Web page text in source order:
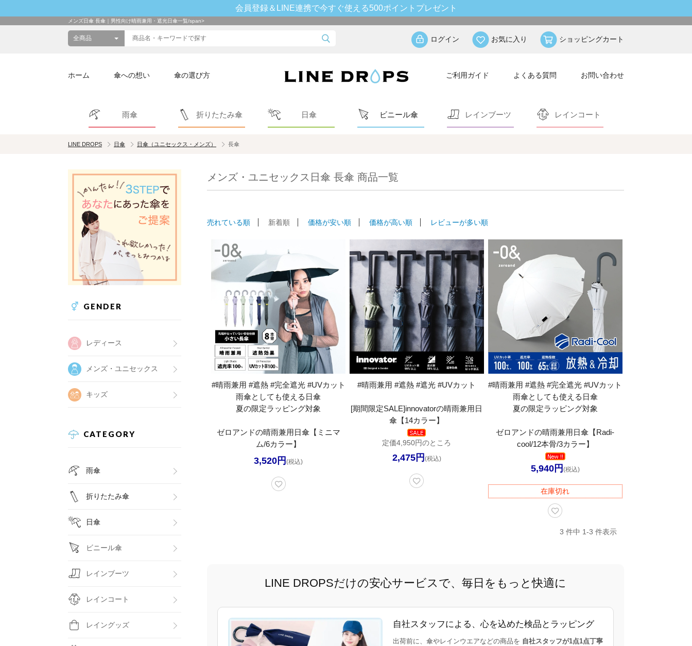
会員登録＆LINE連携で今すぐ使える500ポイントプレゼント
メンズ日傘 長傘｜男性向け晴雨兼用・遮光日傘一覧/span>
ログイン お気に入り ショッピングカート
ホーム 傘への想い 傘の選び方 ご利用ガイド よくある質問 お問い合わせ
雨傘 折りたたみ傘 日傘 ビニール傘 レインブーツ レインコート
LINE DROPS 日傘 日傘（ユニセックス・メンズ） 長傘
GENDER
レディース
メンズ・ユニセックス
キッズ
CATEGORY
雨傘
折りたたみ傘
日傘
ビニール傘
レインブーツ
レインコート
レイングッズ
メンズ・ユニセックス日傘 長傘 商品一覧
売れている順 新着順 価格が安い順 価格が高い順 レビューが多い順
#晴雨兼用 #遮熱 #完全遮光 #UVカット
雨傘としても使える日傘
夏の限定ラッピング対象
ゼロアンドの晴雨兼用日傘【ミニマ
ム/6カラー】
3,520円 (税込)
#晴雨兼用 #遮熱 #遮光 #UVカット
[期間限定SALE]innovatorの晴雨兼用日
傘【14カラー】
定価4,950円のところ
2,475円 (税込)
#晴雨兼用 #遮熱 #完全遮光 #UVカット
雨傘としても使える日傘
夏の限定ラッピング対象
ゼロアンドの晴雨兼用日傘【Radi-
cool/12本骨/3カラー】
5,940円 (税込)
在庫切れ
3 件中 1-3 件表示
LINE DROPSだけの安心サービスで、毎日をもっと快適に
自社スタッフによる、心を込めた検品とラッピング
出荷前に、傘やレインウエアなどの商品を 自社スタッフが1点1点丁寧